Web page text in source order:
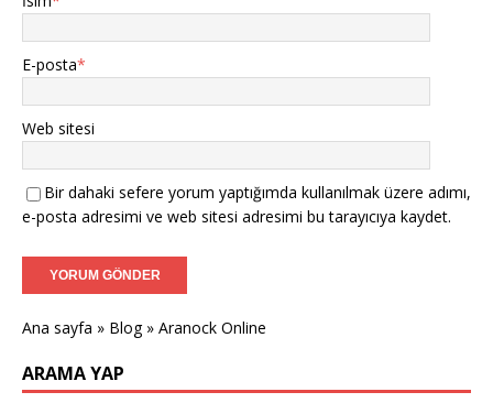
E-posta*
Web sitesi
Bir dahaki sefere yorum yaptığımda kullanılmak üzere adımı,
e-posta adresimi ve web sitesi adresimi bu tarayıcıya kaydet.
Ana sayfa » Blog» Aranock Online
ARAMA YAP